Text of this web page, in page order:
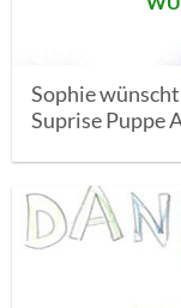
Sophie
Suprise Puppe